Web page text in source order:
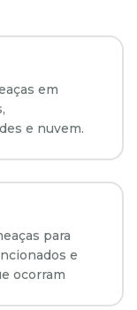
em
e nuvem.
para
e
ocorram